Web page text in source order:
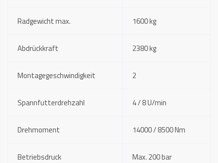
Radgewicht max. 1600 kg
Abdrückkraft 2380 kg
Montagegeschwindigkeit 2
Spannfutterdrehzahl 4 / 8 U/min
Drehmoment 14000 / 8500 Nm
Betriebsdruck Max. 200 bar